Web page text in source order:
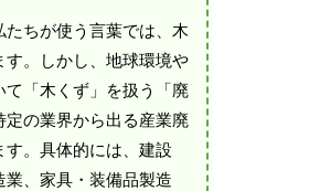
たちが使う言葉では、木
す。しかし、地球環境や
て「木くず」を扱う「廃
定の業界から出る産業廃
す。具体的には、建設
、家具・装備品製造